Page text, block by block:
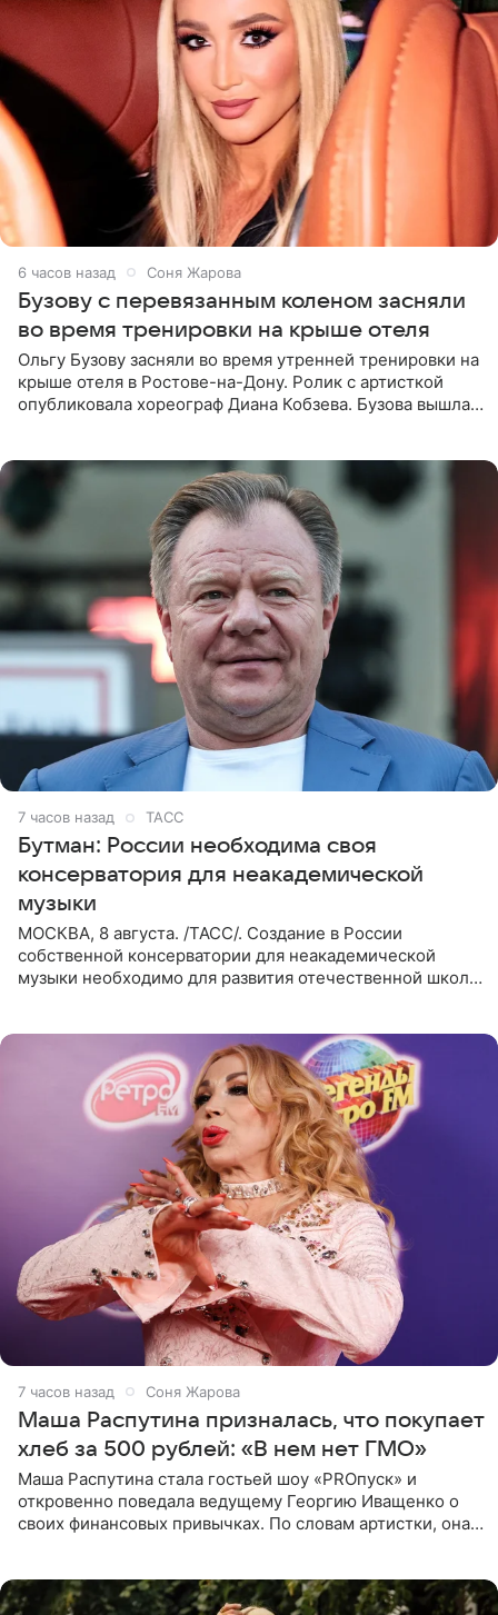
6 часов назад Соня Жарова
Бузову с перевязанным коленом засняли
во время тренировки на крыше отеля
Ольгу Бузову засняли во время утренней тренировки на
крыше отеля в Ростове-на-Дону. Ролик с артисткой
опубликовала хореограф Диана Кобзева. Бузова вышла
7 часов назад ТАСС
Бутман: России необходима своя
консерватория для неакадемической
музыки
МОСКВА, 8 августа. /ТАСС/. Создание в России
собственной консерватории для неакадемической
музыки необходимо для развития отечественной школы
7 часов назад Соня Жарова
Маша Распутина призналась, что покупает
хлеб за 500 рублей: «В нем нет ГМО»
Маша Распутина стала гостьей шоу «PROпуск» и
откровенно поведала ведущему Георгию Иващенко о
своих финансовых привычках. По словам артистки, она